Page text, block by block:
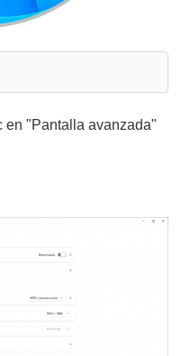
en "Pantalla avanzada"